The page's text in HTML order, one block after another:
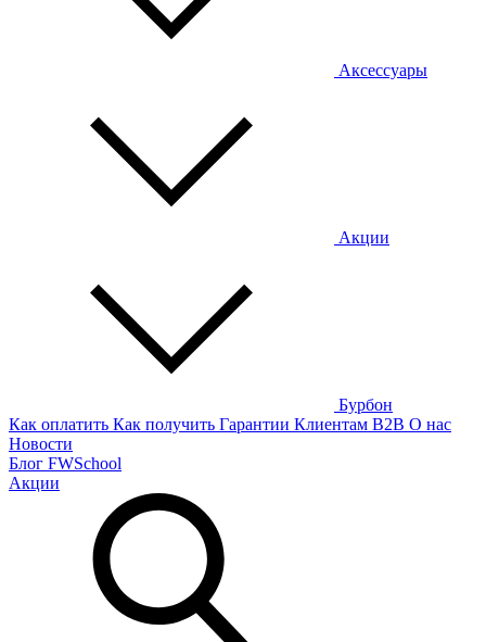
Аксессуары
Акции
Бурбон
Как оплатить Как получить Гарантии Клиентам B2B О нас
Новости
Блог FWSchool
Акции